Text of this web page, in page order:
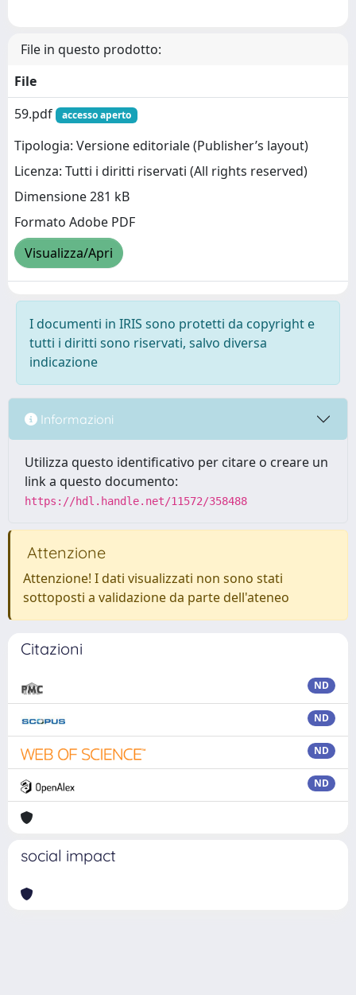
File in questo prodotto:
File
59.pdf
accesso aperto
Tipologia: Versione editoriale (Publisher’s layout)
Licenza: Tutti i diritti riservati (All rights reserved)
Dimensione 281 kB
Formato Adobe PDF
Visualizza/Apri
I documenti in IRIS sono protetti da copyright e
tutti i diritti sono riservati, salvo diversa
indicazione
Informazioni
Utilizza questo identificativo per citare o creare un
link a questo documento:
https://hdl.handle.net/11572/358488
Attenzione
Attenzione! I dati visualizzati non sono stati
sottoposti a validazione da parte dell'ateneo
Citazioni
ND
ND
ND
ND
social impact